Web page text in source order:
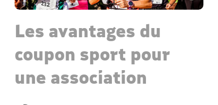
Les avantages du
coupon sport pour
une association